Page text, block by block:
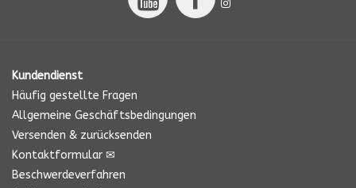
Kundendienst
Häufig gestellte Fragen
Allgemeine Geschäftsbedingungen
Versenden & zurücksenden
Kontaktformular ✉
Beschwerdeverfahren